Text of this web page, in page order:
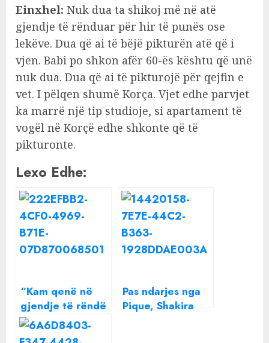
Einxhel: Nuk dua ta shikoj më në atë
gjendje të rënduar për hir të punës ose
lekëve. Dua që ai të bëjë pikturën atë që i
vjen. Babi po shkon afër 60-ës kështu që unë
nuk dua. Dua që ai të pikturojë për qejfin e
vet. I pëlqen shumë Korça. Vjet edhe parvjet
ka marrë një tip studioje, si apartament të
vogël në Korçë edhe shkonte që të
pikturonte.
Lexo Edhe:
“Kam qenë në
gjendje të rëndë
psikologjike”,
Einxhel zbardh të
Pas ndarjes nga
Pique, Shakira